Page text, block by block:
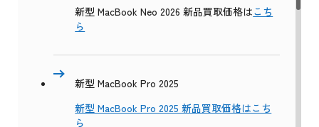
新型 MacBook Neo 2026 新品買取価格はこち
ら
新型 MacBook Pro 2025
新型 MacBook Pro 2025 新品買取価格はこち
ら